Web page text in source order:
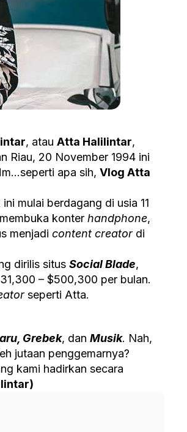
, atau Atta Halilintar,
Riau, 20 November 1994 ini
apa sih, Vlog Atta
mulai berdagang di usia 11
konter handphone,
menjadi content creatordi
dirilis situs Social Blade,
– $500,300 per bulan.
seperti Atta.
Grebek, dan Musik. Nah,
jutaan penggemarnya?
kami hadirkan secara